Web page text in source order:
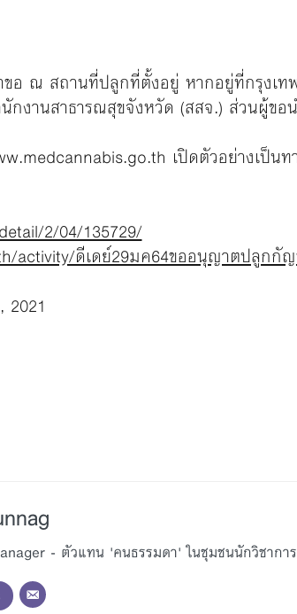
อ ณ สถานที่ปลูกที่ตั้งอยู่ หากอยู่ที่กรุงเท
กงานสาธารณสุขจังหวัด (สสจ.) ส่วนผู้ข
เปิดตัวอย่างเป็น
2/04/135729/
activity/ดีเดย์29มค64ขออนุญาตปลูกกั
- ตัวแทน 'คนธรรมดา' ในชุมชนนักวิชากา